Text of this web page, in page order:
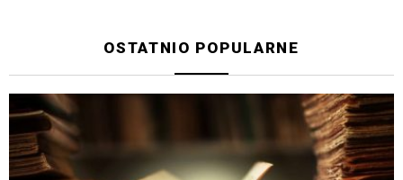
OSTATNIO POPULARNE